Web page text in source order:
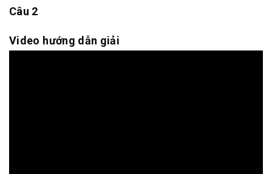
Câu 2
Video hướng dẫn giải